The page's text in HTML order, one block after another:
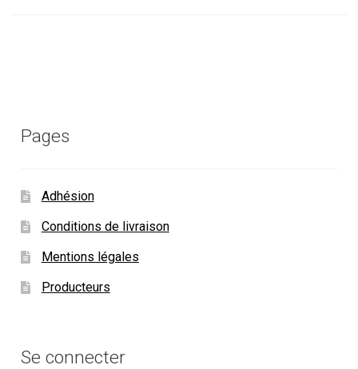
Pages
Adhésion
Conditions de livraison
Mentions légales
Producteurs
Se connecter